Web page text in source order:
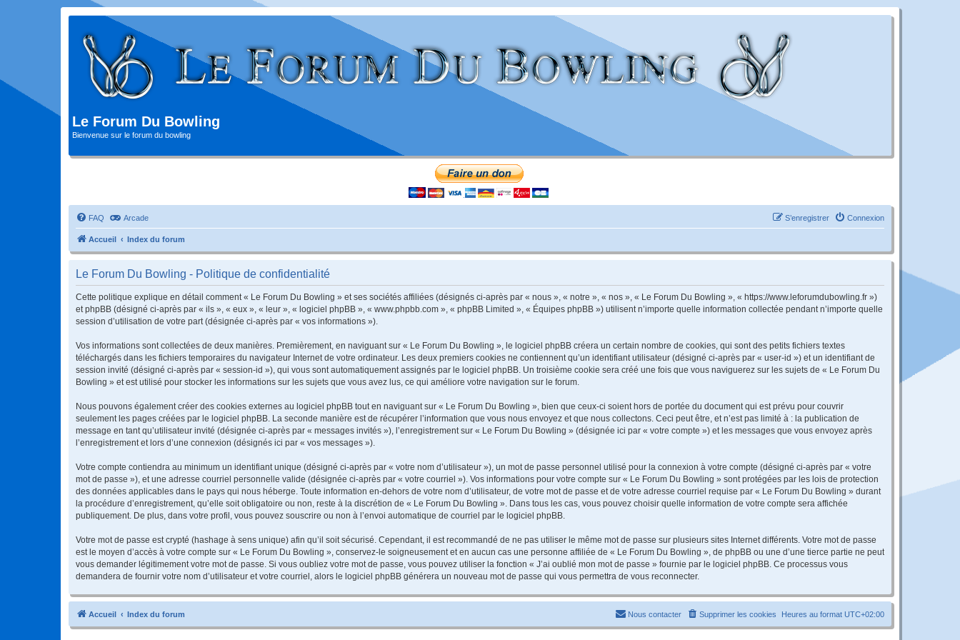
Le Forum Du Bowling
Bienvenue sur le forum du bowling
FAQ Arcade Connexion
S’enregistrer
Accueil Index du forum
Le Forum Du Bowling - Politique de confidentialité
Cette politique explique en détail comment « Le Forum Du Bowling » et ses sociétés affiliées (désignés ci-après par « nous », « notre », « nos », « Le Forum Du Bowling », « https://www.leforumdubowling.fr »)
et phpBB (désigné ci-après par « ils », « eux », « leur », « logiciel phpBB », « www.phpbb.com », « phpBB Limited », « Équipes phpBB ») utilisent n’importe quelle information collectée pendant n’importe quelle
session d’utilisation de votre part (désignée ci-après par « vos informations »).
Vos informations sont collectées de deux manières. Premièrement, en naviguant sur « Le Forum Du Bowling », le logiciel phpBB créera un certain nombre de cookies, qui sont des petits fichiers textes
téléchargés dans les fichiers temporaires du navigateur Internet de votre ordinateur. Les deux premiers cookies ne contiennent qu’un identifiant utilisateur (désigné ci-après par « user-id ») et un identifiant de
session invité (désigné ci-après par « session-id »), qui vous sont automatiquement assignés par le logiciel phpBB. Un troisième cookie sera créé une fois que vous naviguerez sur les sujets de « Le Forum Du
Bowling » et est utilisé pour stocker les informations sur les sujets que vous avez lus, ce qui améliore votre navigation sur le forum.
Nous pouvons également créer des cookies externes au logiciel phpBB tout en naviguant sur « Le Forum Du Bowling », bien que ceux-ci soient hors de portée du document qui est prévu pour couvrir
seulement les pages créées par le logiciel phpBB. La seconde manière est de récupérer l’information que vous nous envoyez et que nous collectons. Ceci peut être, et n’est pas limité à : la publication de
message en tant qu’utilisateur invité (désignée ci-après par « messages invités »), l’enregistrement sur « Le Forum Du Bowling » (désignée ici par « votre compte ») et les messages que vous envoyez après
l’enregistrement et lors d’une connexion (désignés ici par « vos messages »).
Votre compte contiendra au minimum un identifiant unique (désigné ci-après par « votre nom d’utilisateur »), un mot de passe personnel utilisé pour la connexion à votre compte (désigné ci-après par « votre
mot de passe »), et une adresse courriel personnelle valide (désignée ci-après par « votre courriel »). Vos informations pour votre compte sur « Le Forum Du Bowling » sont protégées par les lois de protection
des données applicables dans le pays qui nous héberge. Toute information en-dehors de votre nom d’utilisateur, de votre mot de passe et de votre adresse courriel requise par « Le Forum Du Bowling » durant
la procédure d’enregistrement, qu’elle soit obligatoire ou non, reste à la discrétion de « Le Forum Du Bowling ». Dans tous les cas, vous pouvez choisir quelle information de votre compte sera affichée
publiquement. De plus, dans votre profil, vous pouvez souscrire ou non à l’envoi automatique de courriel par le logiciel phpBB.
Votre mot de passe est crypté (hashage à sens unique) afin qu’il soit sécurisé. Cependant, il est recommandé de ne pas utiliser le même mot de passe sur plusieurs sites Internet différents. Votre mot de passe
est le moyen d’accès à votre compte sur « Le Forum Du Bowling », conservez-le soigneusement et en aucun cas une personne affiliée de « Le Forum Du Bowling », de phpBB ou une d’une tierce partie ne peut
vous demander légitimement votre mot de passe. Si vous oubliez votre mot de passe, vous pouvez utiliser la fonction « J’ai oublié mon mot de passe » fournie par le logiciel phpBB. Ce processus vous
demandera de fournir votre nom d’utilisateur et votre courriel, alors le logiciel phpBB générera un nouveau mot de passe qui vous permettra de vous reconnecter.
Accueil Index du forum Heures au format UTC+02:00
Supprimer les cookies
Nous contacter